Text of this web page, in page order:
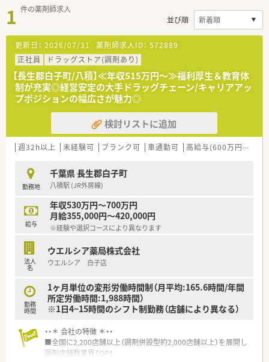
1 件の薬剤師求人
並び順
更新日： 2026/07/31 薬剤師求人ID： 572889
正社員
ドラッグストア(調剤あり)
【長生郡白子町/八積】≪年収515万円～≫福利厚生＆教育体
制が充実◎経営安定の大手ドラッグチェーン/キャリアアッ
プポジションの幅広さが魅力◎
検討リストに追加
週32h以上 未経験可 ブランク可 車通勤可 高給与(600万円以上)
勤務地
千葉県 長生郡白子町
八積駅 (JR外房線)
給与
年収530万円～700万円
月給355,000円～420,000円
※経験や選択コースにより異なります
法人
名
ウエルシア薬局株式会社
ウエルシア 白子店
勤務
時間
1ヶ月単位の変形労働時間制（月平均:165.6時間/年間
所定労働時間:1,988時間）
※1日4~15時間のシフト制勤務（店舗により異なる）
・・＊ 会社の特徴 ＊・・
■全国に2,200店舗以上（調剤併設型約2,000店舗以上）を展開し
調剤店舗数業界TOP！